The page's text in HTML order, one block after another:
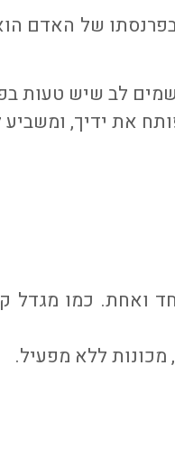
של האדם
לב שיש טעות
את ידיך, ומשביע
ואחת. כמו מגדל
ללא מפעיל.